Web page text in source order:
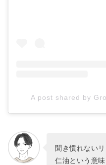
A post shared by
聞き慣れない
仁油という意